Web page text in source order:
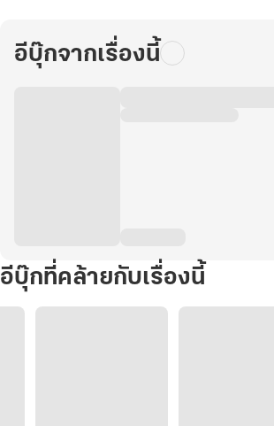
เล่ม
อีบุ๊กจากเรื่องนี้
อีบุ๊กที่คล้ายกับเรื่องนี้